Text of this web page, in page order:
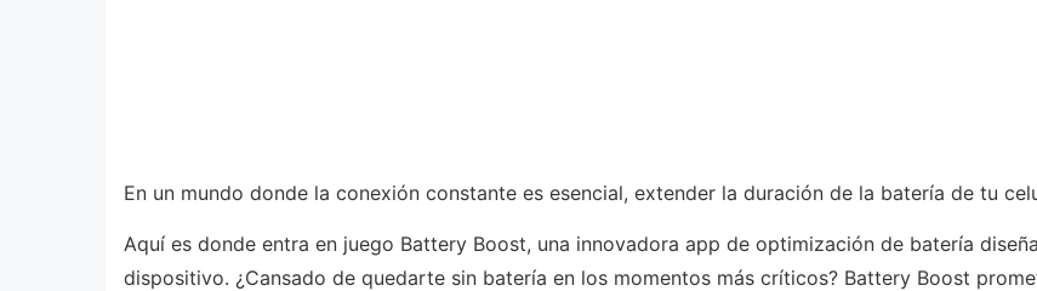
En un mundo donde la conexión constante es esencial, extender la duración de la batería de tu
Aquí es donde entra en juego Battery Boost, una innovadora app de optimización de batería
dispositivo. ¿Cansado de quedarte sin batería en los momentos más críticos? Battery Boost